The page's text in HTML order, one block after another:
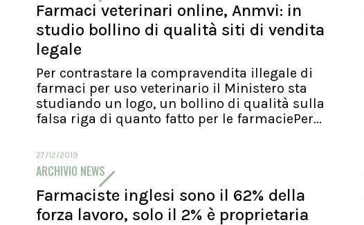
Farmaci veterinari online, Anmvi: in
studio bollino di qualità siti di vendita
legale
Per contrastare la compravendita illegale di
farmaci per uso veterinario il Ministero sta
studiando un logo, un bollino di qualità sulla
falsa riga di quanto fatto per le farmaciePer...
27/12/2019
ARCHIVIO NEWS
Farmaciste inglesi sono il 62% della
forza lavoro, solo il 2% è proprietaria